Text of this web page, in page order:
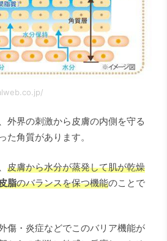
外界の刺激から皮膚の内側を守る
た角質があります。
皮膚から水分が蒸発して肌が乾燥
脂のバランスを保つ機能のことで
傷・炎症などでこのバリア機能が